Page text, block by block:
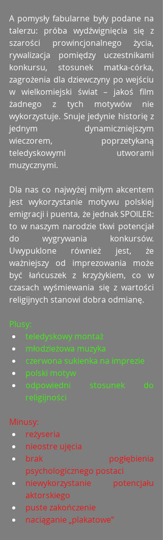
A pomysły fabularne były podane na
talerzu: próba wydźwignięcia się z
szarości prowincjonalnego życia,
rywalizacja pomiędzy uczestnikami
konkursu, stosunek matka-córka,
zagrożenia dla dziewczyny po wejściu
w wielkomiejski świat – jakoś film
żadnego z tych motywów nie
wykorzystuje. Snuje jedynie historię z
jednym dynamiczniejszym
wieczorem, poprzetykaną
teledyskowymi utworami
muzycznymi.
Dla nas co najwyżej miłym akcentem
jest wykorzystanie motywu polskiej
emigracji i puenta, że jednak SPOILER:
to w naszym narodzie tkwi potencjał
do wygrywania konkursów.
Uwypuklone również jest, że
ważniejszy od imprezowania może
być łańcuszek z krzyżykiem, co w
czasach wyśmiewania się z wartości
religijnych stanowi dobra odmianę.
Plusy:
teledyskowy montaż
młodzieżowa muzyka
czerwona sukienka na imprezie
polski motyw
odpowiedni stosunek do
religijności
Minusy:
reżyseria
nieostre ujęcia
brak pogłębienia
psychologicznego postaci
niewykorzystanie potencjału
aktorskiego
puste zakończenie
naciąganie „plakatowe”